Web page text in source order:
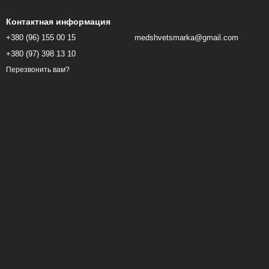
Контактная информация
+380 (96) 155 00 15
+380 (97) 398 13 10
Перезвонить вам?
medshvetsmarka@gmail.com